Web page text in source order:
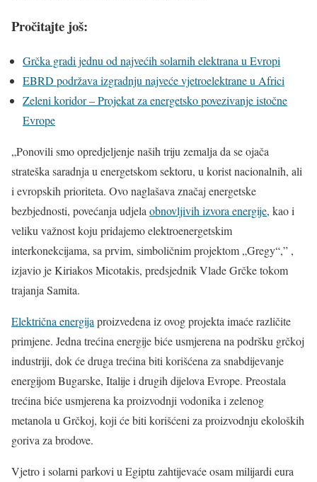
Pročitajte još:
Grčka gradi jednu od najvećih solarnih elektrana u Evropi
EBRD podržava izgradnju najveće vjetroelektrane u Africi
Zeleni koridor – Projekat za energetsko povezivanje istočne
Evrope
„Ponovili smo opredjeljenje naših triju zemalja da se ojača
strateška saradnja u energetskom sektoru, u korist nacionalnih, ali
i evropskih prioriteta. Ovo naglašava značaj energetske
bezbjednosti, povećanja udjela obnovljivih izvora energije, kao i
veliku važnost koju pridajemo elektroenergetskim
interkonekcijama, sa prvim, simboličnim projektom „Gregy“,” ,
izjavio je Kiriakos Micotakis, predsjednik Vlade Grčke tokom
trajanja Samita.
Električna energija proizvedena iz ovog projekta imaće različite
primjene. Jedna trećina energije biće usmjerena na podršku grčkoj
industriji, dok će druga trećina biti korišćena za snabdijevanje
energijom Bugarske, Italije i drugih dijelova Evrope. Preostala
trećina biće usmjerena ka proizvodnji vodonika i zelenog
metanola u Grčkoj, koji će biti korišćeni za proizvodnju ekoloških
goriva za brodove.
Vjetro i solarni parkovi u Egiptu zahtijevaće osam milijardi eura